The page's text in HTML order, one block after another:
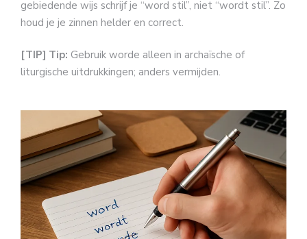
gebiedende wijs schrijf je “word stil”, niet “wordt stil”. Zo
houd je je zinnen helder en correct.
[TIP] Tip: Gebruik worde alleen in archaïsche of
liturgische uitdrukkingen; anders vermijden.